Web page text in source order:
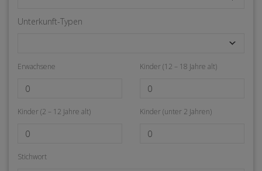
Unterkunft-Typen
Erwachsene Kinder (12 – 18 Jahre alt)
Kinder (2 – 12 Jahre alt) Kinder (unter 2 Jahren)
Stichwort